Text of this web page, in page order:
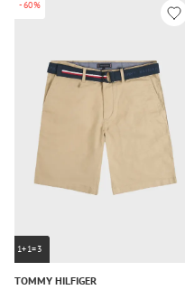
-60%
1+1=3
TOMMY HILFIGER